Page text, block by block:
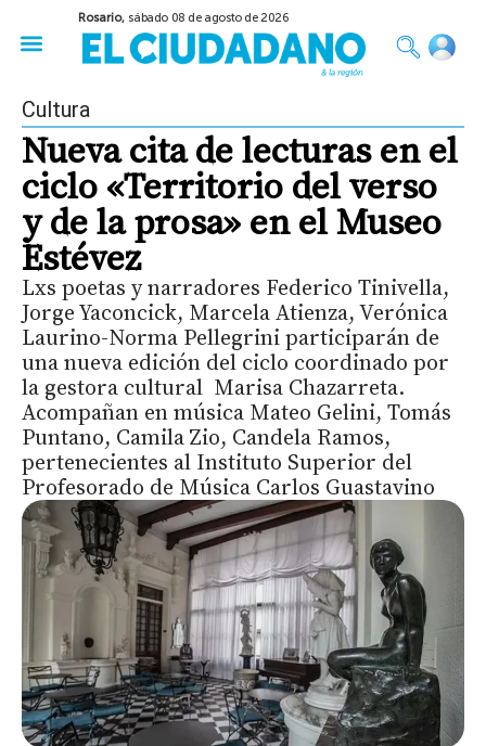
Rosario, sábado 08 de agosto de 2026
Cultura
Nueva cita de lecturas en el
ciclo «Territorio del verso
y de la prosa» en el Museo
Estévez
Lxs poetas y narradores Federico Tinivella,
Jorge Yaconcick, Marcela Atienza, Verónica
Laurino-Norma Pellegrini participarán de
una nueva edición del ciclo coordinado por
la gestora cultural Marisa Chazarreta.
Acompañan en música Mateo Gelini, Tomás
Puntano, Camila Zio, Candela Ramos,
pertenecientes al Instituto Superior del
Profesorado de Música Carlos Guastavino